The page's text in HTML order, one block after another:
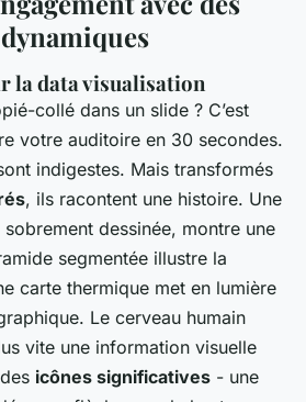
la data visualisation
collé dans un slide ? C’est
votre auditoire en 30 secondes.
indigestes. Mais transformés
, ils racontent une histoire. Une
dessinée, montre une
segmentée illustre la
carte thermique met en lumière
Le cerveau humain
vite une information visuelle
icônes significatives - une